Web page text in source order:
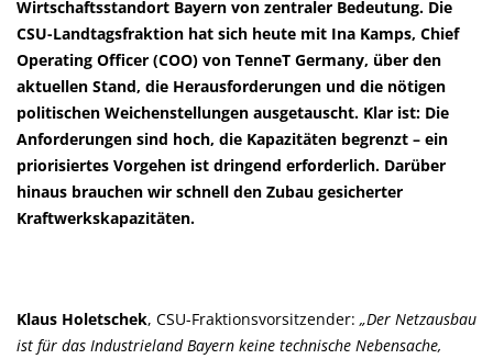
Wirtschaftsstandort Bayern von zentraler Bedeutung. Die
CSU-Landtagsfraktion hat sich heute mit Ina Kamps, Chief
Operating Officer (COO) von TenneT Germany, über den
aktuellen Stand, die Herausforderungen und die nötigen
politischen Weichenstellungen ausgetauscht. Klar ist: Die
Anforderungen sind hoch, die Kapazitäten begrenzt – ein
priorisiertes Vorgehen ist dringend erforderlich. Darüber
hinaus brauchen wir schnell den Zubau gesicherter
Kraftwerkskapazitäten.
Klaus Holetschek, CSU-Fraktionsvorsitzender: Der Netzausbau
ist für das Industrieland Bayern keine technische Nebensache,